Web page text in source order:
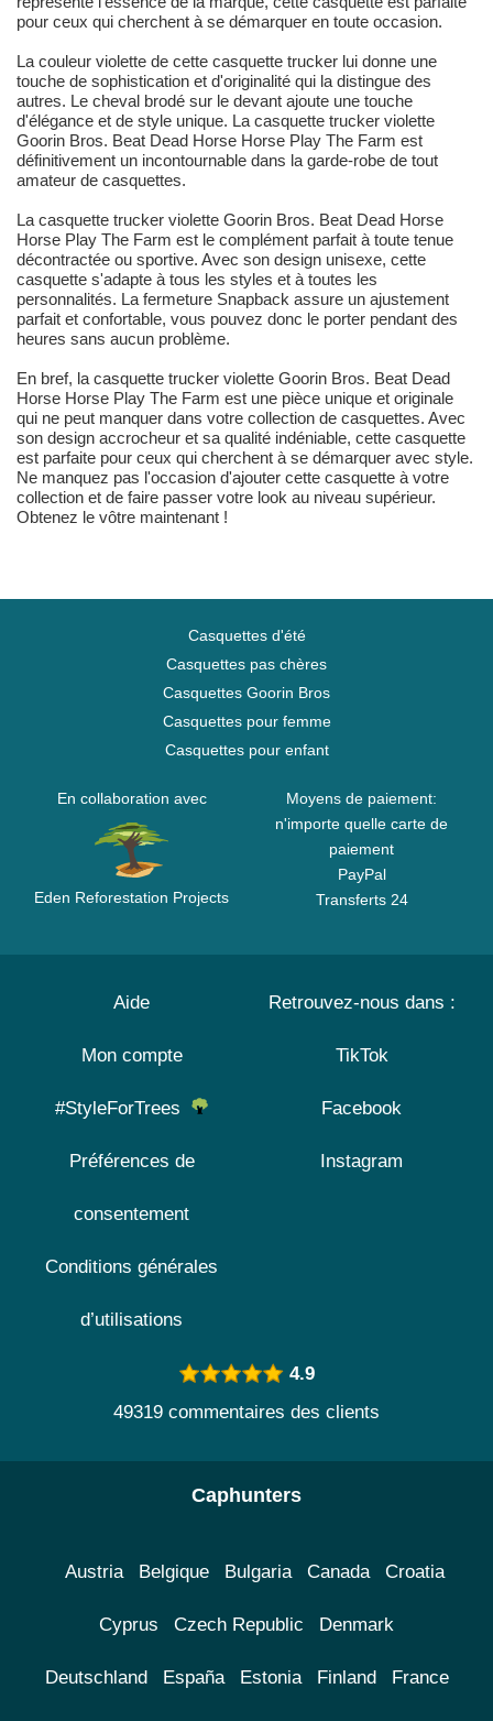
pour ceux qui cherchent à se démarquer en toute occasion.
La couleur violette de cette casquette trucker lui donne une
touche de sophistication et d'originalité qui la distingue des
autres. Le cheval brodé sur le devant ajoute une touche
d'élégance et de style unique. La casquette trucker violette
Goorin Bros. Beat Dead Horse Horse Play The Farm est
définitivement un incontournable dans la garde-robe de tout
amateur de casquettes.
La casquette trucker violette Goorin Bros. Beat Dead Horse
Horse Play The Farm est le complément parfait à toute tenue
décontractée ou sportive. Avec son design unisexe, cette
casquette s'adapte à tous les styles et à toutes les
personnalités. La fermeture Snapback assure un ajustement
parfait et confortable, vous pouvez donc le porter pendant des
heures sans aucun problème.
En bref, la casquette trucker violette Goorin Bros. Beat Dead
Horse Horse Play The Farm est une pièce unique et originale
qui ne peut manquer dans votre collection de casquettes. Avec
son design accrocheur et sa qualité indéniable, cette casquette
est parfaite pour ceux qui cherchent à se démarquer avec style.
Ne manquez pas l'occasion d'ajouter cette casquette à votre
collection et de faire passer votre look au niveau supérieur.
Obtenez le vôtre maintenant !
Casquettes d'été
Casquettes pas chères
Casquettes Goorin Bros
Casquettes pour femme
Casquettes pour enfant
En collaboration avec
Eden Reforestation Projects
Moyens de paiement:
n'importe quelle carte de
paiement
PayPal
Transferts 24
Aide
Mon compte
#StyleForTrees
Préférences de
consentement
Conditions générales
d’utilisations
Retrouvez-nous dans :
TikTok
Facebook
Instagram
4.9
49319 commentaires des clients
Caphunters
Austria Belgique Bulgaria Canada Croatia
Cyprus Czech Republic Denmark
Deutschland España Estonia Finland France